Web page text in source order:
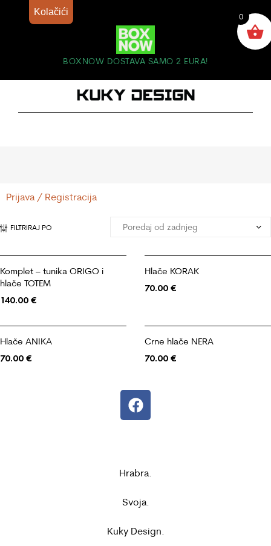
BOXNOW DOSTAVA SAMO 2 EURA!
Prijava / Registracija
FILTRIRAJ PO
Komplet – tunika ORIGO i
hlače TOTEM
140.00 €
Hlače KORAK
70.00 €
Hlače ANIKA
70.00 €
Crne hlače NERA
70.00 €
Hrabra.
Svoja.
Kuky Design.
0
Kolačići